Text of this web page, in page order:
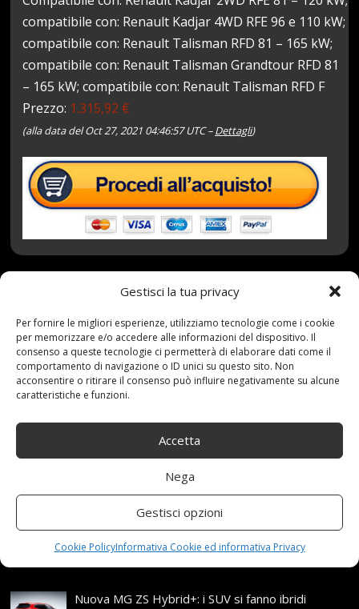
Gestisci la tua privacy
Per fornire le migliori esperienze, utilizziamo tecnologie come i cookie
per memorizzare e/o accedere alle informazioni del dispositivo. Il
consenso a queste tecnologie ci permetterà di elaborare dati come il
comportamento di navigazione o ID unici su questo sito. Non
acconsentire o ritirare il consenso può influire negativamente su alcune
caratteristiche e funzioni.
Accetta
Nega
Gestisci opzioni
Cookie PolicyInformativa Cookie ed informativa Privacy
compatibile con: Renault Kadjar 4WD RFE 96 e 110 kW;
compatibile con: Renault Talisman RFD 81 – 165 kW;
compatibile con: Renault Talisman Grandtour RFD 81
– 165 kW; compatibile con: Renault Talisman RFD F
Prezzo: 1.315,92 €
(alla data del Oct 27, 2021 04:46:57 UTC –Dettagli)
redazione
3PMSF,5x1143,7x17,Argento,brillante,con,FSL ,
Integrali,Pirelli,R17,ruote, Skandic,SottoZero,
Winter
Categories: Shop
Articoli recenti
Assicurazione auto e sostituzione lunotto: le cose
21 Aprile,2026
Range Rover: un’icona tra i luxury SUV
25 Novembre,2024
Nuova MG ZS Hybrid+: i SUV si fanno ibridi